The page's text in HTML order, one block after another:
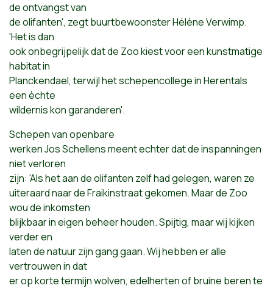
de ontvangst van
de olifanten', zegt buurtbewoonster Hélène Verwimp.
'Het is dan
ook onbegrijpelijk dat de Zoo kiest voor een kunstmatige
habitat in
Planckendael, terwijl het schepencollege in Herentals
een èchte
wildernis kon garanderen'.
Schepen van openbare
werken Jos Schellens meent echter dat de inspanningen
niet verloren
zijn: 'Als het aan de olifanten zelf had gelegen, waren ze
uiteraard naar de Fraikinstraat gekomen. Maar de Zoo
wou de inkomsten
blijkbaar in eigen beheer houden. Spijtig, maar wij kijken
verder en
laten de natuur zijn gang gaan. Wij hebben er alle
vertrouwen in dat
er op korte termijn wolven, edelherten of bruine beren te